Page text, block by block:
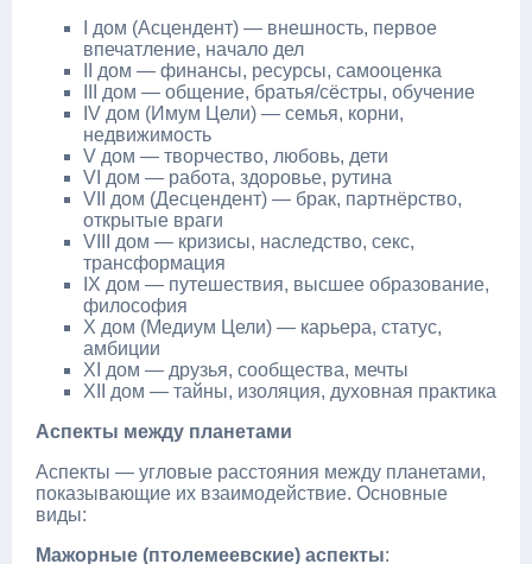
I дом (Асцендент) — внешность, первое
впечатление, начало дел
II дом — финансы, ресурсы, самооценка
III дом — общение, братья/сёстры, обучение
IV дом (Имум Цели) — семья, корни,
недвижимость
V дом — творчество, любовь, дети
VI дом — работа, здоровье, рутина
VII дом (Десцендент) — брак, партнёрство,
открытые враги
VIII дом — кризисы, наследство, секс,
трансформация
IX дом — путешествия, высшее образование,
философия
X дом (Медиум Цели) — карьера, статус,
амбиции
XI дом — друзья, сообщества, мечты
XII дом — тайны, изоляция, духовная практика
Аспекты между планетами
Аспекты — угловые расстояния между планетами,
показывающие их взаимодействие. Основные
виды:
Мажорные (птолемеевские) аспекты: